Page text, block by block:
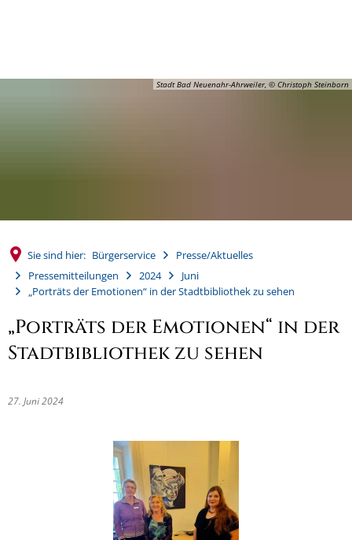
Stadt Bad Neuenahr-Ahrweiler, © Christoph Steinborn
Sie sind hier: Bürgerservice
Presse/Aktuelles
Pressemitteilungen
2024
Juni
„Porträts der Emotionen“ in der Stadtbibliothek zu sehen
„Porträts der Emotionen“ in der
Stadtbibliothek zu sehen
27. Juni 2024